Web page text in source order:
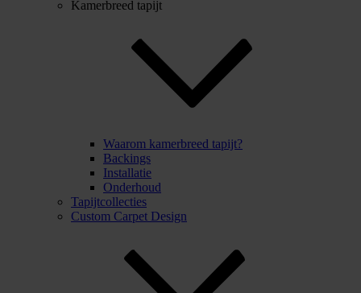
Kamerbreed tapijt
Waarom kamerbreed tapijt?
Backings
Installatie
Onderhoud
Tapijtcollecties
Custom Carpet Design